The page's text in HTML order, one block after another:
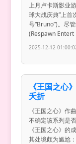
上月卢卡斯影业
球大战庆典”上首
号“Bruno”)。尽
(Respawn Entert
2025-12-12
《王国之心
夭折
《王国之心》作
不确定该系列是
《王国之心》的
其处境颇为尴尬